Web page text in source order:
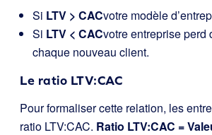
Si LTV > CACvotre modèle
Si LTV < CACvotre entreprise perd
chaque nouveau client.
Le ratio LTV:CAC
Pour formaliser cette relation, les
ratio LTV:CAC. Ratio LTV:CAC =